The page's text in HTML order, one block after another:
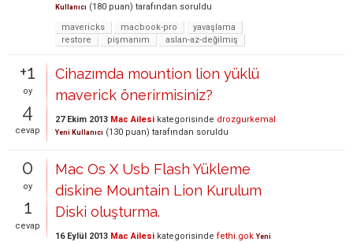
Kullanıcı (180 puan) tarafından soruldu
mavericks
macbook-pro
yavaşlama
restore
pişmanım aslan-az-değilmiş
+1
oy
4
cevap
Cihazımda mountion lion yüklü
maverick önerirmisiniz?
27 Ekim 2013 Mac Ailesi kategorisinde drozgurkemal
Yeni Kullanıcı (130 puan) tarafından soruldu
0
oy
1
cevap
Mac Os X Usb Flash Yükleme
diskine Mountain Lion Kurulum
Diski oluşturma.
16 Eylül 2013 Mac Ailesi kategorisinde fethi.gok Yeni